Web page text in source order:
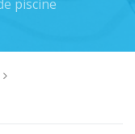
piscine